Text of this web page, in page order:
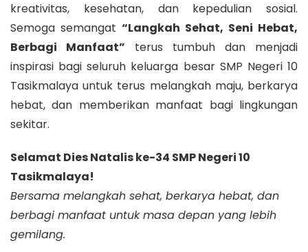
kreativitas, kesehatan, dan kepedulian sosial.
Semoga semangat “Langkah Sehat, Seni Hebat,
Berbagi Manfaat” terus tumbuh dan menjadi
inspirasi bagi seluruh keluarga besar SMP Negeri 10
Tasikmalaya untuk terus melangkah maju, berkarya
hebat, dan memberikan manfaat bagi lingkungan
sekitar.
Selamat Dies Natalis ke-34 SMP Negeri 10
Tasikmalaya!
Bersama melangkah sehat, berkarya hebat, dan
berbagi manfaat untuk masa depan yang lebih
gemilang.